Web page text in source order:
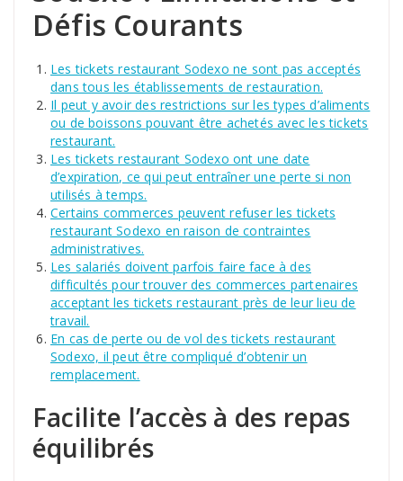
Défis Courants
Les tickets restaurant Sodexo ne sont pas acceptés
dans tous les établissements de restauration.
Il peut y avoir des restrictions sur les types d’aliments
ou de boissons pouvant être achetés avec les tickets
restaurant.
Les tickets restaurant Sodexo ont une date
d’expiration, ce qui peut entraîner une perte si non
utilisés à temps.
Certains commerces peuvent refuser les tickets
restaurant Sodexo en raison de contraintes
administratives.
Les salariés doivent parfois faire face à des
difficultés pour trouver des commerces partenaires
acceptant les tickets restaurant près de leur lieu de
travail.
En cas de perte ou de vol des tickets restaurant
Sodexo, il peut être compliqué d’obtenir un
remplacement.
Facilite l’accès à des repas
équilibrés